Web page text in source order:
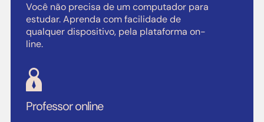
Você não precisa de um computador para
estudar. Aprenda com facilidade de
qualquer dispositivo, pela plataforma on-
line.
Professor online